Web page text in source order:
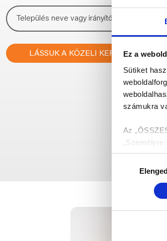
Ez a
Sütiket
számukra
Az
melyekről a
kiválasztása
LÁSSUK A KÖZELI